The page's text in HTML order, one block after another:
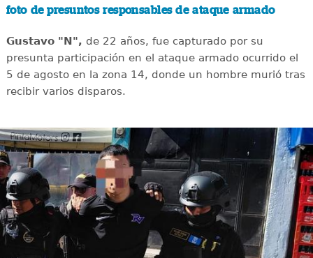
foto de presuntos responsables de ataque armado
Gustavo "N", de 22 años, fue capturado por su
presunta participación en el ataque armado ocurrido el
5 de agosto en la zona 14, donde un hombre murió tras
recibir varios disparos.